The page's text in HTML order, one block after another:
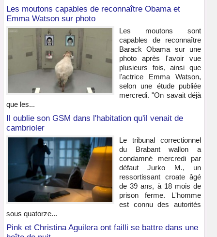
Les moutons capables de reconnaître Obama et
Emma Watson sur photo
Les moutons sont
capables de reconnaître
Barack Obama sur une
photo après l'avoir vue
plusieurs fois, ainsi que
l'actrice Emma Watson,
selon une étude publiée
mercredi. "On savait déjà
que les...
Il oublie son GSM dans l'habitation qu'il venait de
cambrioler
Le tribunal correctionnel
du Brabant wallon a
condamné mercredi par
défaut Jurko M., un
ressortissant croate âgé
de 39 ans, à 18 mois de
prison ferme. L'homme
est connu des autorités
sous quatorze...
Pink et Christina Aguilera ont failli se battre dans une